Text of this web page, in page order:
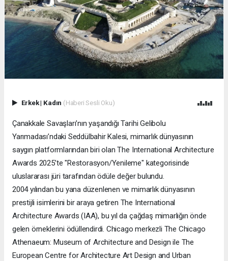
Erkek| Kadın (Haberi Sesli Oku)
Çanakkale Savaşları’nın yaşandığı Tarihi Gelibolu
Yarımadası’ndaki Seddülbahir Kalesi, mimarlık dünyasının
saygın platformlarından biri olan The International Architecture
Awards 2025’te "Restorasyon/Yenileme" kategorisinde
uluslararası jüri tarafından ödüle değer bulundu.
2004 yılından bu yana düzenlenen ve mimarlık dünyasının
prestijli isimlerini bir araya getiren The International
Architecture Awards (IAA), bu yıl da çağdaş mimarlığın önde
gelen örneklerini ödüllendirdi. Chicago merkezli The Chicago
Athenaeum: Museum of Architecture and Design ile The
European Centre for Architecture Art Design and Urban